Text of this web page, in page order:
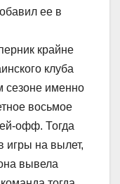
ее в
крайне
клуба
сезоне именно
восьмое
офф. Тогда
игры на вылет,
вывела